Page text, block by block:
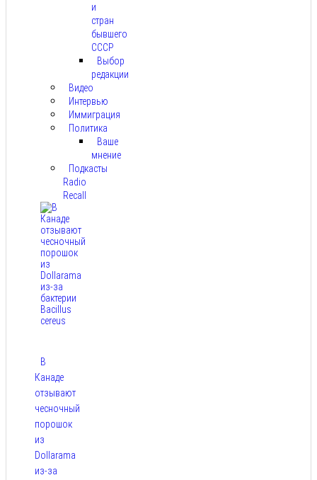
и
стран
бывшего
СССР
Выбор
редакции
Видео
Интервью
Иммиграция
Политика
Ваше
мнение
Подкасты
Radio
Recall
В
Канаде
отзывают
чесночный
порошок
из
Dollarama
из-за